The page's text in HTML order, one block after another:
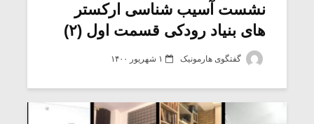
نشست آسیب شناسی ارکستر
های بنیاد رودکی قسمت اول (۲)
گفتگوی هارمونیک ۱ شهریور ۱۴۰۰